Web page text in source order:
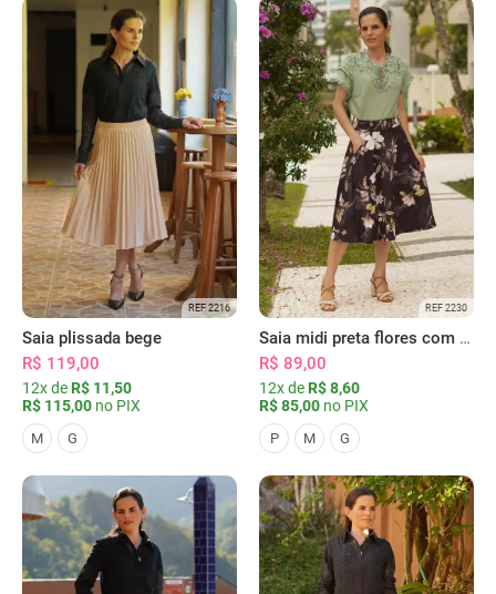
REF 2216
Saia plissada bege
R$ 119,00
12x de R$ 11,50
R$ 115,00 no PIX
M G
REF 2230
Saia midi preta flores com bolsos
R$ 89,00
12x de R$ 8,60
R$ 85,00 no PIX
P M G